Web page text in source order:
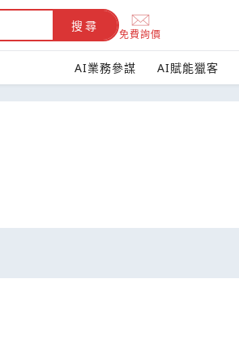
搜尋
免費詢價
AI業務參謀 AI賦能獵客